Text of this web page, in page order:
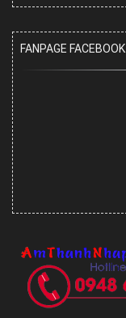
FANPAGE FACEBOOK